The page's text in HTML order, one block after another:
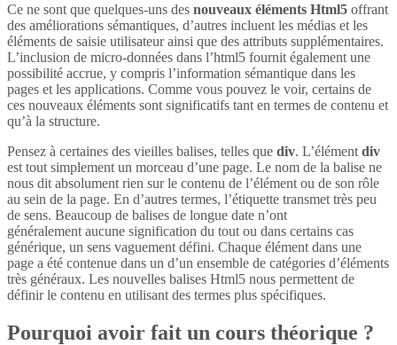
Ce ne sont que quelques-uns des nouveaux éléments Html5 offrant
des améliorations sémantiques, d’autres incluent les médias et les
éléments de saisie utilisateur ainsi que des attributs supplémentaires.
L’inclusion de micro-données dans l’html5 fournit également une
possibilité accrue, y compris l’information sémantique dans les
pages et les applications. Comme vous pouvez le voir, certains de
ces nouveaux éléments sont significatifs tant en termes de contenu et
qu’à la structure.
Pensez à certaines des vieilles balises, telles que div. L’élément div
est tout simplement un morceau d’une page. Le nom de la balise ne
nous dit absolument rien sur le contenu de l’élément ou de son rôle
au sein de la page. En d’autres termes, l’étiquette transmet très peu
de sens. Beaucoup de balises de longue date n’ont
généralement aucune signification du tout ou dans certains cas
générique, un sens vaguement défini. Chaque élément dans une
page a été contenue dans un d’un ensemble de catégories d’éléments
très généraux. Les nouvelles balises Html5 nous permettent de
définir le contenu en utilisant des termes plus spécifiques.
Pourquoi avoir fait un cours théorique ?